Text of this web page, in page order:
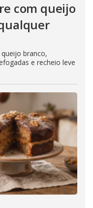
com queijo
branco,
e recheio leve